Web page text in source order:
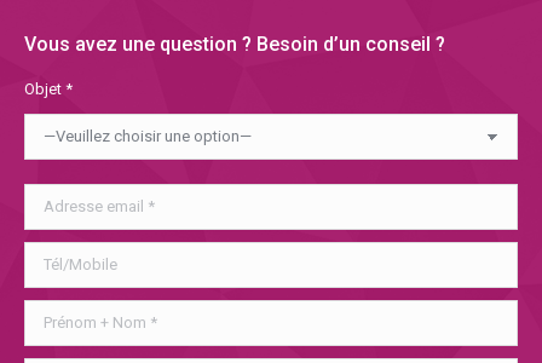
Vous avez une question ? Besoin d’un conseil ?
Objet *